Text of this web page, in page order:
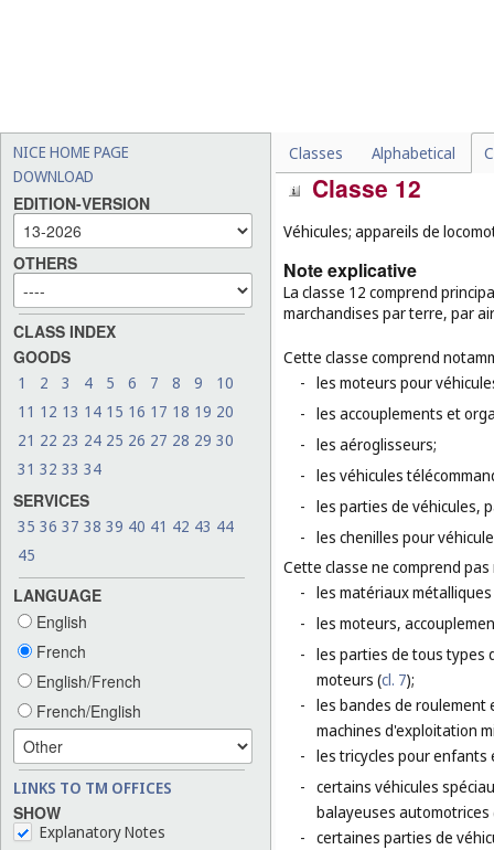
NICE HOME PAGE
DOWNLOAD
EDITION-VERSION
OTHERS
CLASS INDEX
GOODS
1 2 3 4 5 6 7 8 9
10
11 12 13 14 15 16 17 18 19 20
21 22 23 24 25 26 27 28 29 30
31 32 33 34
SERVICES
35 36 37 38 39 40 41 42 43 44
45
LANGUAGE
English
French
English/French
French/English
LINKS TO TM OFFICES
SHOW
Explanatory Notes
Classes Alphabetical
les vêtements chauffés
Classe 12
Véhicules; appareils de
Note explicative
La classe 12 comprend
marchandises par terre, par
Cette classe comprend
- les moteurs pour
- les accouplements et
- les aéroglisseurs;
- les véhicules
- les parties de véhicules,
- les chenilles pour
Cette classe ne comprend
- les matériaux
- les moteurs,
- les parties de tous types
moteurs (cl. 7);
- les bandes de roulement
machines d'exploitation
- les tricycles pour
- certains véhicules
balayeuses automotrices
- certaines parties de